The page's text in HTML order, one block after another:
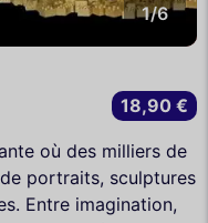
1/6
où des milliers de
portraits, sculptures
Entre imagination,
18,90 €